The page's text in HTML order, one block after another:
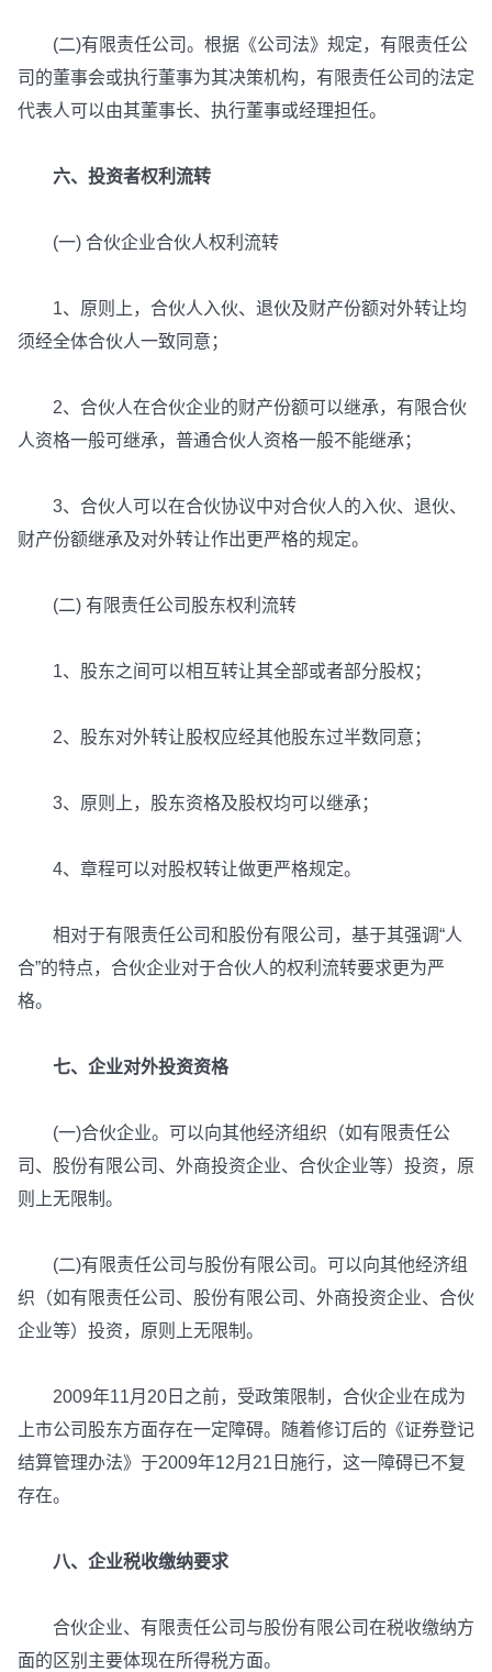
(二)有限责任公司。根据《公司法》规定，有限责任公
司的董事会或执行董事为其决策机构，有限责任公司的法定
代表人可以由其董事长、执行董事或经理担任。
六、投资者权利流转
(一) 合伙企业合伙人权利流转
1、原则上，合伙人入伙、退伙及财产份额对外转让均
须经全体合伙人一致同意；
2、合伙人在合伙企业的财产份额可以继承，有限合伙
人资格一般可继承，普通合伙人资格一般不能继承；
3、合伙人可以在合伙协议中对合伙人的入伙、退伙、
财产份额继承及对外转让作出更严格的规定。
(二) 有限责任公司股东权利流转
1、股东之间可以相互转让其全部或者部分股权；
2、股东对外转让股权应经其他股东过半数同意；
3、原则上，股东资格及股权均可以继承；
4、章程可以对股权转让做更严格规定。
相对于有限责任公司和股份有限公司，基于其强调“人
合”的特点，合伙企业对于合伙人的权利流转要求更为严
格。
七、企业对外投资资格
(一)合伙企业。可以向其他经济组织（如有限责任公
司、股份有限公司、外商投资企业、合伙企业等）投资，原
则上无限制。
(二)有限责任公司与股份有限公司。可以向其他经济组
织（如有限责任公司、股份有限公司、外商投资企业、合伙
企业等）投资，原则上无限制。
2009年11月20日之前，受政策限制，合伙企业在成为
上市公司股东方面存在一定障碍。随着修订后的《证券登记
结算管理办法》于2009年12月21日施行，这一障碍已不复
存在。
八、企业税收缴纳要求
合伙企业、有限责任公司与股份有限公司在税收缴纳方
面的区别主要体现在所得税方面。